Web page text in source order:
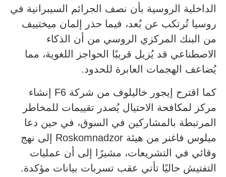
الداخلية الروسية بأن نصف الجرائم السيبرانية في
روسيا تُرتكب عن بُعد، فيما حذر إلمان ميختييف
من البنك المركزي الروسي من أن الذكاء
الاصطناعي قد يُزيل قريبًا الحواجز اللغوية، مما
يُضاعف الهجمات العابرة للحدود.
كما اقترح إيجور خاليلوف من شركة F6 إنشاء
مركز لمكافحة الاحتيال يُصدر تقييمات للمخاطر
المرتبطة بالمشاركين في السوق، في حين دعا
ميلوس فاغنر من هيئة Roskomnadzor إلى نهج
وقائي في التشريعات، مشيرًا إلى أن عمليات
التفتيش حاليًا تأتي عقب تسربات بيانات مؤكدة.